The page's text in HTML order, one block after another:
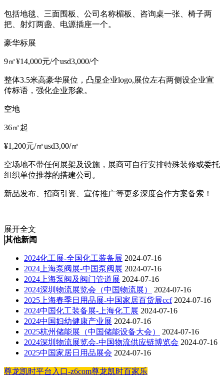
包括地毯、三面围板、公司名称楣板、咨询桌一张、椅子两
把、射灯两盏、电源插座一个。
豪华标展
9㎡¥14,000元/个usd3,000/个
整体3.5米高豪华展位，凸显企业logo,展位左右两侧设企业宣
传标语，强化企业形象。
空地
36㎡起
¥1,200元/㎡usd3,00/㎡
空场地不带任何展架及设施，展商可自行安排特殊装修或委托
组织单位推荐的搭建公司。
新品发布、招商引资、宣传推广等更多深度合作方案备索！
展开全文
其他新闻
2024化工展-全国化工装备展 2024-07-16
2024上海泵阀展-中国泵阀展 2024-07-16
2024上海泵阀及阀门管道展 2024-07-16
2024深圳物流展览会（中国物流展）
2024-07-16
2025上海春季日用品展-中国家居百货展ccf 2024-07-16
2024中国化工装备展-上海化工展 2024-07-16
2024中国妇幼健康产业展 2024-07-16
2025杭州储能展（中国储能设备大会）
2024-07-16
2024深圳物流展览会-中国物流供应链博览会 2024-07-16
2025中国家居日用品展会 2024-07-16
尊龙凯时平台入口-z6com尊龙凯时百家乐